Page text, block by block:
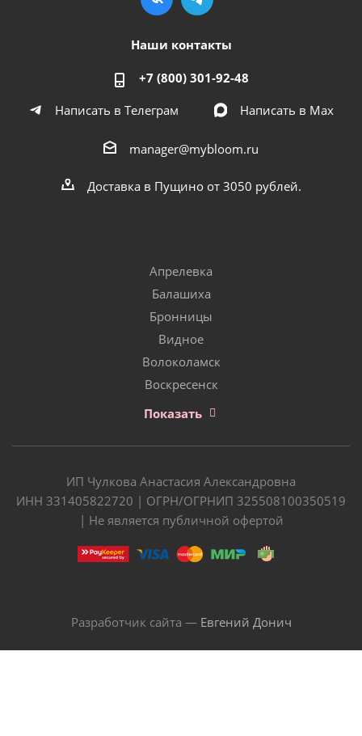
Наши контакты
+7 (800) 301-92-48
Написать в Телеграм
Написать в Мах
manager@mybloom.ru
Доставка в Пущино от 3050 рублей.
Апрелевка
Балашиха
Бронницы
Видное
Волоколамск
Воскресенск
Показать
ИП Чулкова Анастасия Александровна
ИНН 331405822720 | ОГРН/ОГРНИП 325508100350519
| Не является публичной офертой
Разработчик сайта — Евгений Донич